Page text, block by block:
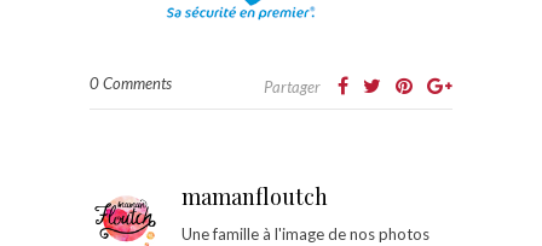
0 Comments Partager
mamanfloutch
Une famille à l'image de nos photos